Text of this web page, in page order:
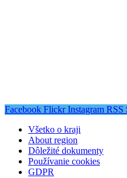
Facebook Flickr Instagram RSS
Všetko o kraji
About region
Dôležité dokumenty
Používanie cookies
GDPR